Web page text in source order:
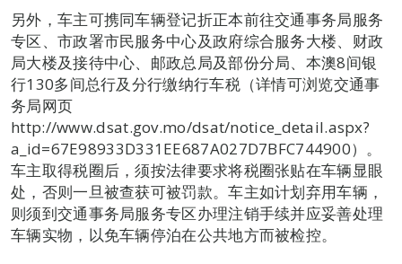
另外，车主可携同车辆登记折正本前往交通事务局服务
专区、市政署市民服务中心及政府综合服务大楼、财政
局大楼及接待中心、邮政总局及部份分局、本澳8间银
行130多间总行及分行缴纳行车税（详情可浏览交通事
务局网页
http://www.dsat.gov.mo/dsat/notice_detail.aspx?
a_id=67E98933D331EE687A027D7BFC744900）。
车主取得税圈后，须按法律要求将税圈张贴在车辆显眼
处，否则一旦被查获可被罚款。车主如计划弃用车辆，
则须到交通事务局服务专区办理注销手续并应妥善处理
车辆实物，以免车辆停泊在公共地方而被检控。